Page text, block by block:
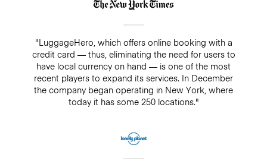
"LuggageHero, which offers online booking with a
credit card — thus, eliminating the need for users to
have local currency on hand — is one of the most
recent players to expand its services. In December
the company began operating in New York, where
today it has some 250 locations."